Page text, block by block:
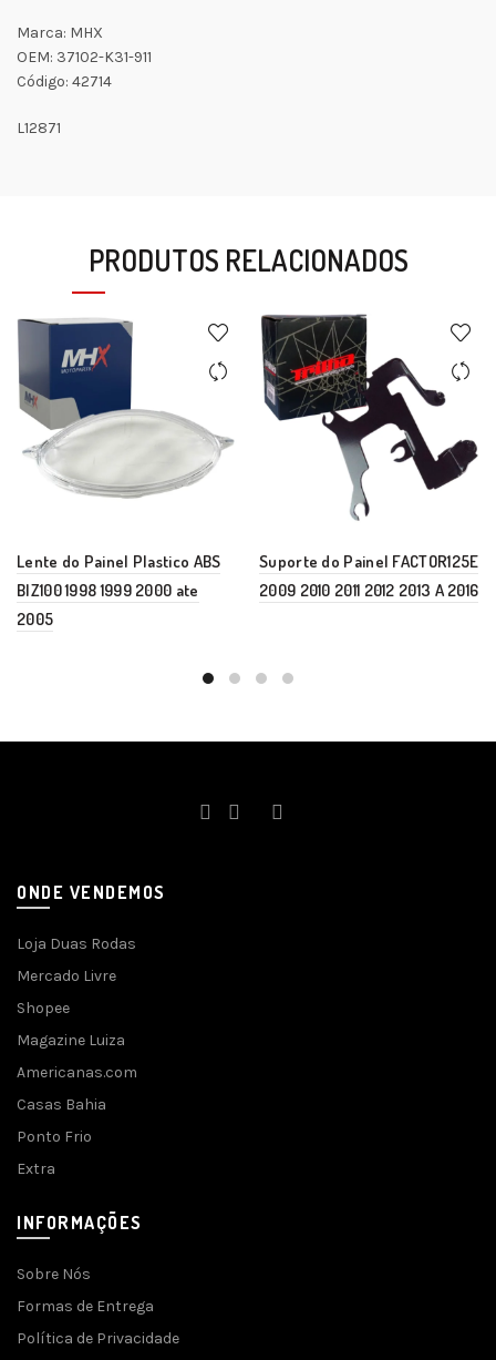
Marca: MHX
OEM: 37102-K31-911
Código: 42714
L12871
PRODUTOS RELACIONADOS
Lente do Painel Plastico ABS
BIZ100 1998 1999 2000 ate
2005
Suporte do Painel FACTOR125E
2009 2010 2011 2012 2013 A 2016
ONDE VENDEMOS
Loja Duas Rodas
Mercado Livre
Shopee
Magazine Luiza
Americanas.com
Casas Bahia
Ponto Frio
Extra
INFORMAÇÕES
Sobre Nós
Formas de Entrega
Política de Privacidade